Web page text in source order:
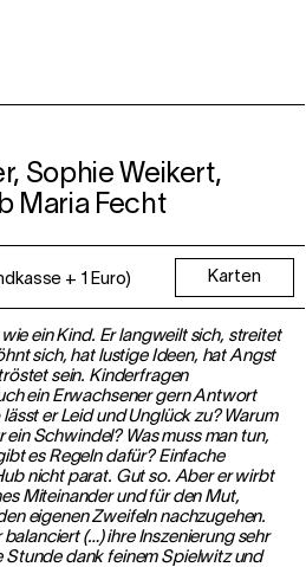
Sophie Weikert,
Maria Fecht
+ 1 Euro) Karten
ein Kind. Er langweilt sich, streitet
sich, hat lustige Ideen, hat Angst
sein. Kinderfragen
ein Erwachsener gern Antwort
er Leid und Unglück zu? Warum
ein Schwindel? Was muss man tun,
es Regeln dafür? Einfache
nicht parat. Gut so. Aber er wirbt
Miteinander und für den Mut,
eigenen Zweifeln nachzugehen.
(…) ihre Inszenierung sehr
Stunde dank feinem Spielwitz und